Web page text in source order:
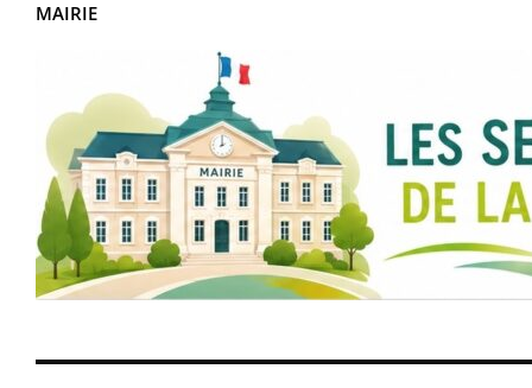
MAIRIE